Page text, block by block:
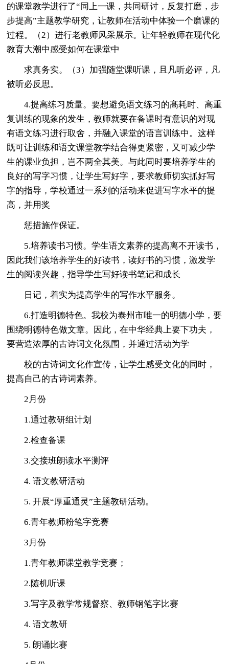
的课堂教学进行了“同上一课，共同研讨，反复打磨，步
步提高”主题教学研究，让教师在活动中体验一个磨课的
过程。（2）进行老教师风采展示。让年轻教师在现代化
教育大潮中感受如何在课堂中
求真务实。（3）加强随堂课听课，且凡听必评，凡
被听必反思。
4.提高练习质量。要想避免语文练习的髙耗时、高重
复训练的现象的发生，教师就要在备课时有意识的对现
有语文练习进行取舍，并融入课堂的语言训练中。这样
既可让训练和语文课堂教学结合得更紧密，又可减少学
生的课业负担，岂不两全其美。与此同时要培养学生的
良好的写字习惯，让学生写好字，要求教师切实抓好写
字的指导，学校通过一系列的活动来促进写字水平的提
高，并用奖
惩措施作保证。
5.培养读书习惯。学生语文素养的提高离不开读书，
因此我们该培养学生的好读书，读好书的习惯，激发学
生的阅读兴趣，指导学生写好读书笔记和成长
日记，着实为提高学生的写作水平服务。
6.打造明德特色。我校为泰州市唯一的明德小学，要
围绕明德特色做文章。因此，在中华经典上要下功夫，
要营造浓厚的古诗词文化氛围，并通过活动为学
校的古诗词文化作宣传，让学生感受文化的同时，
提高自己的古诗词素养。
2月份
1.通过教研组计划
2.检查备课
3.交接班朗读水平测评
4. 语文教研活动
5. 开展“厚重通灵”主题教研活动。
6.青年教师粉笔字竞赛
3月份
1.青年教师课堂教学竞赛；
2.随机听课
3.写字及教学常规督察、教师钢笔字比赛
4. 语文教研
5. 朗诵比赛